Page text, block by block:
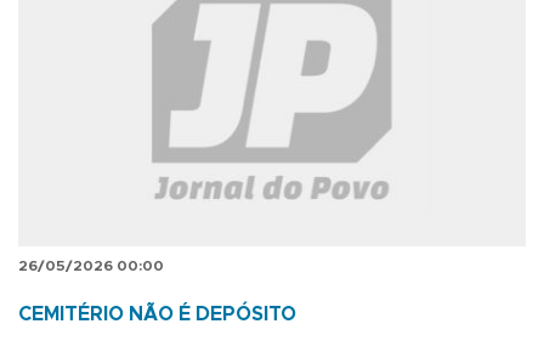
26/05/2026 00:00
CEMITÉRIO NÃO É DEPÓSITO